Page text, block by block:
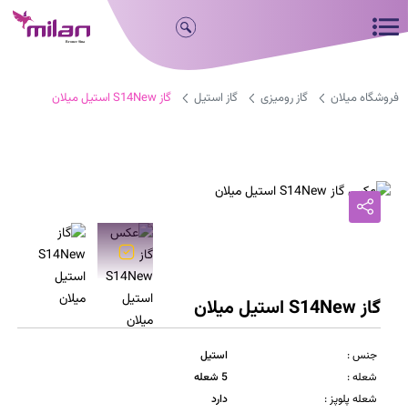
فروشگاه میلان گاز رومیزی گاز استیل گاز S14New استیل میلان
گاز S14New استیل میلان
جنس :
استیل
شعله :
5 شعله
شعله پلوپز :
دارد